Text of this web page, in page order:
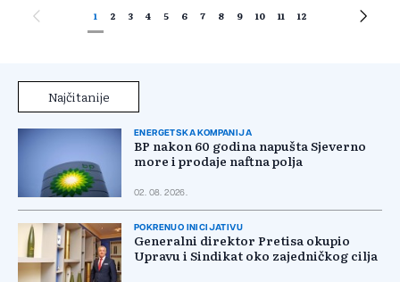
1 2 3 4 5 6 7 8 9 10 11 12
Najčitanije
ENERGETSKA KOMPANIJA
BP nakon 60 godina napušta Sjeverno
more i prodaje naftna polja
02. 08. 2026.
POKRENUO INICIJATIVU
Generalni direktor Pretisa okupio
Upravu i Sindikat oko zajedničkog cilja